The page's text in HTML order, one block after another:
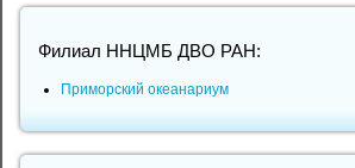
Филиал ННЦМБ ДВО РАН:
Приморский океанариум